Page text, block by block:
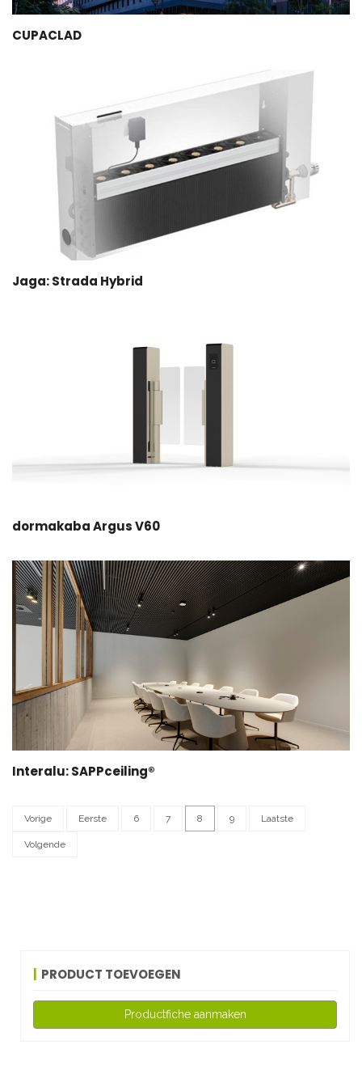
CUPACLAD
Jaga: Strada Hybrid
dormakaba Argus V60
Interalu: SAPPceiling®
Vorige Eerste 6 7 8 9 Laatste
Volgende
PRODUCT TOEVOEGEN
Productfiche aanmaken